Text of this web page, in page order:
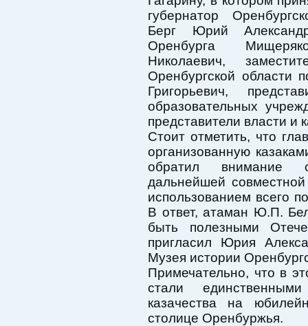
губернатор
Берг Юрий
Оренбурга
Николаевич,
Оренбургской области
Григорьевич,
образовательных
представители власти и
Стоит отметить, что
организованную
обратил внимание
дальнейшей
использованием всего
В ответ, атаман Ю.П.
быть полезными
пригласил Юрия
Музея истории
Примечательно, что в
стали единственными
казачества на
столице Оренбуржья.